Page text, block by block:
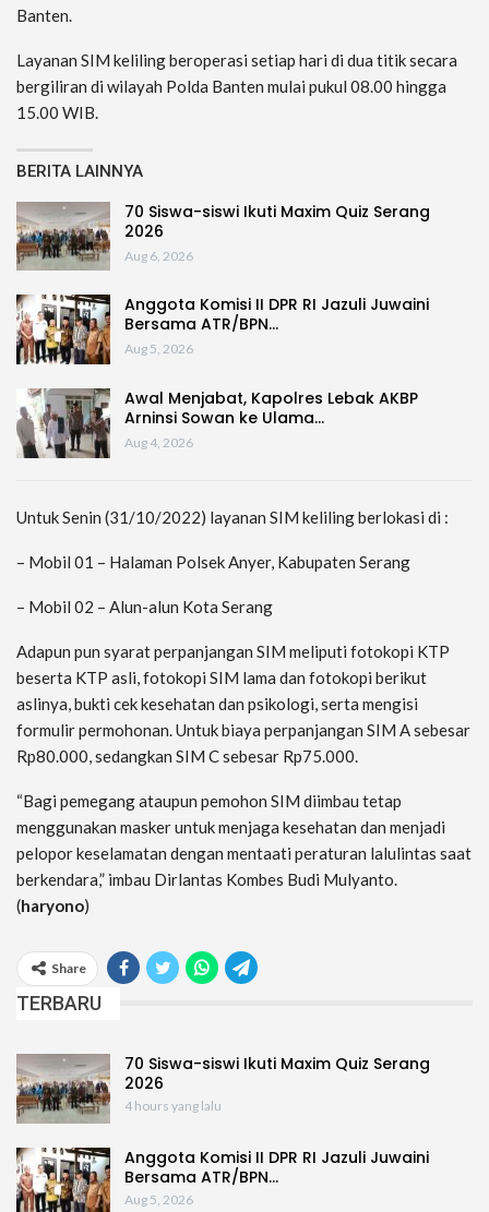
Banten.
Layanan SIM keliling beroperasi setiap hari di dua titik secara
bergiliran di wilayah Polda Banten mulai pukul 08.00 hingga
15.00 WIB.
BERITA LAINNYA
70 Siswa-siswi Ikuti Maxim Quiz Serang
2026
Aug 6, 2026
Anggota Komisi II DPR RI Jazuli Juwaini
Bersama ATR/BPN…
Aug 5, 2026
Awal Menjabat, Kapolres Lebak AKBP
Arninsi Sowan ke Ulama…
Aug 4, 2026
Untuk Senin (31/10/2022) layanan SIM keliling berlokasi di :
– Mobil 01 – Halaman Polsek Anyer, Kabupaten Serang
– Mobil 02 – Alun-alun Kota Serang
Adapun pun syarat perpanjangan SIM meliputi fotokopi KTP
beserta KTP asli, fotokopi SIM lama dan fotokopi berikut
aslinya, bukti cek kesehatan dan psikologi, serta mengisi
formulir permohonan. Untuk biaya perpanjangan SIM A sebesar
Rp80.000, sedangkan SIM C sebesar Rp75.000.
“Bagi pemegang ataupun pemohon SIM diimbau tetap
menggunakan masker untuk menjaga kesehatan dan menjadi
pelopor keselamatan dengan mentaati peraturan lalulintas saat
berkendara,” imbau Dirlantas Kombes Budi Mulyanto.
(haryono)
Share
TERBARU
70 Siswa-siswi Ikuti Maxim Quiz Serang
2026
4 hours yang lalu
Anggota Komisi II DPR RI Jazuli Juwaini
Bersama ATR/BPN…
Aug 5, 2026